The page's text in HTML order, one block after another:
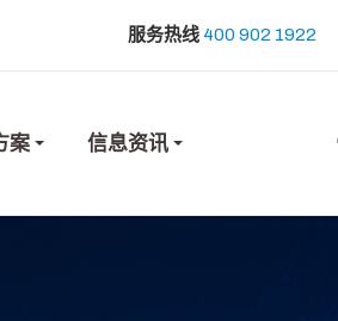
服务热线 400 902 1922
案 信息资讯